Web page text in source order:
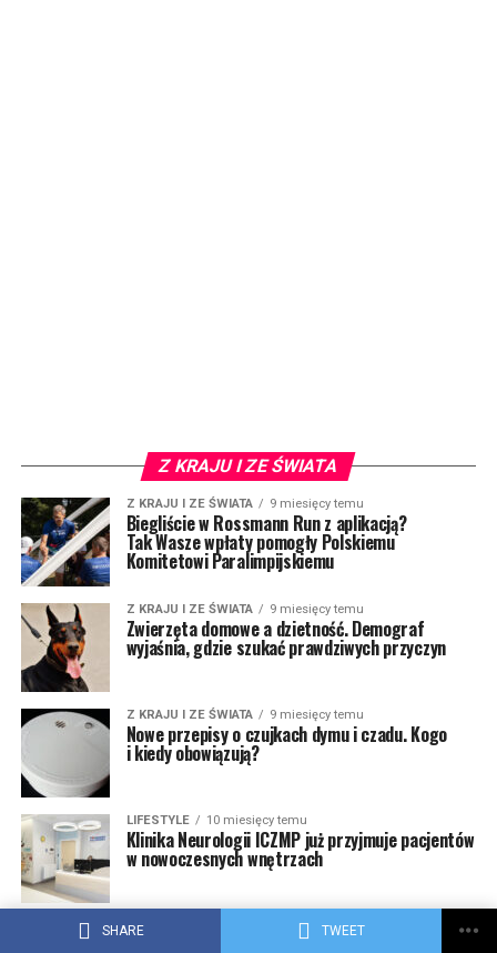
SHARE TWEET
Z KRAJU I ZE ŚWIATA
Z KRAJU I ZE ŚWIATA 9 miesięcy temu
Biegliście w Rossmann Run z aplikacją?
Tak Wasze wpłaty pomogły Polskiemu
Komitetowi Paralimpijskiemu
Z KRAJU I ZE ŚWIATA 9 miesięcy temu
Zwierzęta domowe a dzietność. Demograf
wyjaśnia, gdzie szukać prawdziwych przyczyn
Z KRAJU I ZE ŚWIATA 9 miesięcy temu
Nowe przepisy o czujkach dymu i czadu. Kogo
i kiedy obowiązują?
LIFESTYLE 10 miesięcy temu
Klinika Neurologii ICZMP już przyjmuje pacjentów
w nowoczesnych wnętrzach
Z KRAJU I ZE ŚWIATA 10 miesięcy temu
PKP PLK z rekordowymi przetargami. Oto plany